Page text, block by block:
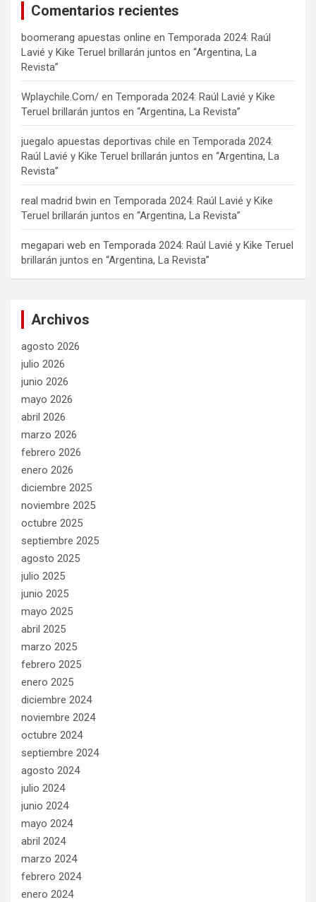
Comentarios recientes
boomerang apuestas online en Temporada 2024: Raúl
Lavié y Kike Teruel brillarán juntos en “Argentina, La
Revista”
Wplaychile.Com/ en Temporada 2024: Raúl Lavié y Kike
Teruel brillarán juntos en “Argentina, La Revista”
juegalo apuestas deportivas chile en Temporada 2024:
Raúl Lavié y Kike Teruel brillarán juntos en “Argentina, La
Revista”
real madrid bwin en Temporada 2024: Raúl Lavié y Kike
Teruel brillarán juntos en “Argentina, La Revista”
megapari web en Temporada 2024: Raúl Lavié y Kike Teruel
brillarán juntos en “Argentina, La Revista”
Archivos
agosto 2026
julio 2026
junio 2026
mayo 2026
abril 2026
marzo 2026
febrero 2026
enero 2026
diciembre 2025
noviembre 2025
octubre 2025
septiembre 2025
agosto 2025
julio 2025
junio 2025
mayo 2025
abril 2025
marzo 2025
febrero 2025
enero 2025
diciembre 2024
noviembre 2024
octubre 2024
septiembre 2024
agosto 2024
julio 2024
junio 2024
mayo 2024
abril 2024
marzo 2024
febrero 2024
enero 2024